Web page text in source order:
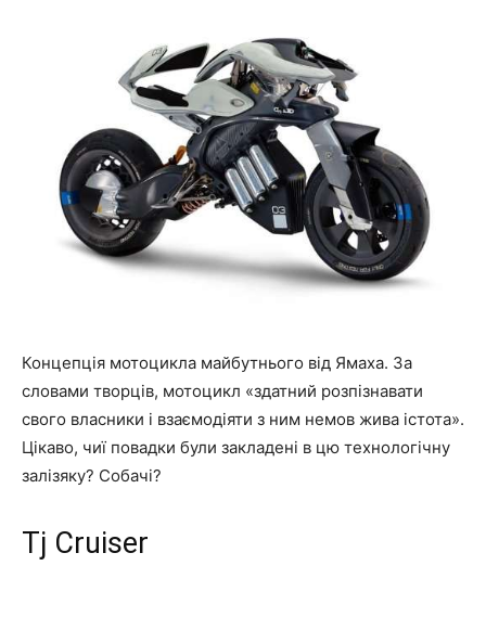
Концепція мотоцикла майбутнього від Ямаха. За
словами творців, мотоцикл «здатний розпізнавати
свого власники і взаємодіяти з ним немов жива істота».
Цікаво, чиї повадки були закладені в цю технологічну
залізяку? Собачі?
Tj Cruiser